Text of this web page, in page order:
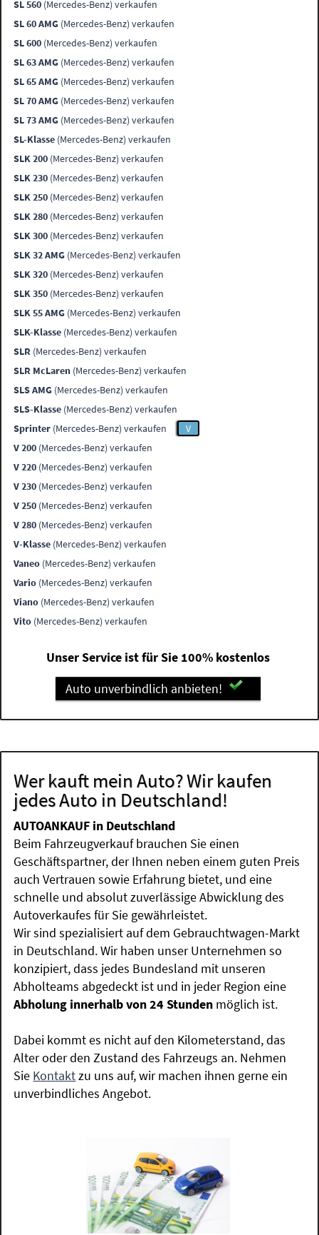
SL 560 (Mercedes-Benz) verkaufen
SL 60 AMG (Mercedes-Benz) verkaufen
SL 600 (Mercedes-Benz) verkaufen
SL 63 AMG (Mercedes-Benz) verkaufen
SL 65 AMG (Mercedes-Benz) verkaufen
SL 70 AMG (Mercedes-Benz) verkaufen
SL 73 AMG (Mercedes-Benz) verkaufen
SL-Klasse (Mercedes-Benz) verkaufen
SLK 200 (Mercedes-Benz) verkaufen
SLK 230 (Mercedes-Benz) verkaufen
SLK 250 (Mercedes-Benz) verkaufen
SLK 280 (Mercedes-Benz) verkaufen
SLK 300 (Mercedes-Benz) verkaufen
SLK 32 AMG (Mercedes-Benz) verkaufen
SLK 320 (Mercedes-Benz) verkaufen
SLK 350 (Mercedes-Benz) verkaufen
SLK 55 AMG (Mercedes-Benz) verkaufen
SLK-Klasse (Mercedes-Benz) verkaufen
SLR (Mercedes-Benz) verkaufen
SLR McLaren (Mercedes-Benz) verkaufen
SLS AMG (Mercedes-Benz) verkaufen
SLS-Klasse (Mercedes-Benz) verkaufen
Sprinter (Mercedes-Benz) verkaufen
V
V 200 (Mercedes-Benz) verkaufen
V 220 (Mercedes-Benz) verkaufen
V 230 (Mercedes-Benz) verkaufen
V 250 (Mercedes-Benz) verkaufen
V 280 (Mercedes-Benz) verkaufen
V-Klasse (Mercedes-Benz) verkaufen
Vaneo (Mercedes-Benz) verkaufen
Vario (Mercedes-Benz) verkaufen
Viano (Mercedes-Benz) verkaufen
Vito (Mercedes-Benz) verkaufen
Unser Service ist für Sie 100% kostenlos
Auto unverbindlich anbieten!
Wer kauft mein Auto? Wir kaufen
jedes Auto in Deutschland!
AUTOANKAUF in Deutschland
Beim Fahrzeugverkauf brauchen Sie einen
Geschäftspartner, der Ihnen neben einem guten Preis
auch Vertrauen sowie Erfahrung bietet, und eine
schnelle und absolut zuverlässige Abwicklung des
Autoverkaufes für Sie gewährleistet.
Wir sind spezialisiert auf dem Gebrauchtwagen-Markt
in Deutschland. Wir haben unser Unternehmen so
konzipiert, dass jedes Bundesland mit unseren
Abholteams abgedeckt ist und in jeder Region eine
Abholung innerhalb von 24 Stunden möglich ist.
Dabei kommt es nicht auf den Kilometerstand, das
Alter oder den Zustand des Fahrzeugs an. Nehmen
Sie Kontaktzu uns auf, wir machen ihnen gerne ein
unverbindliches Angebot.